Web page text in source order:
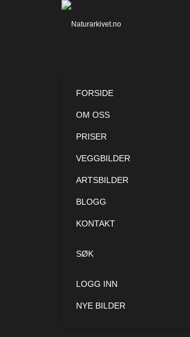
FORSIDE
OM OSS
PRISER
VEGGBILDER
ARTSBILDER
BLOGG
KONTAKT
SØK
LOGG INN
NYE BILDER